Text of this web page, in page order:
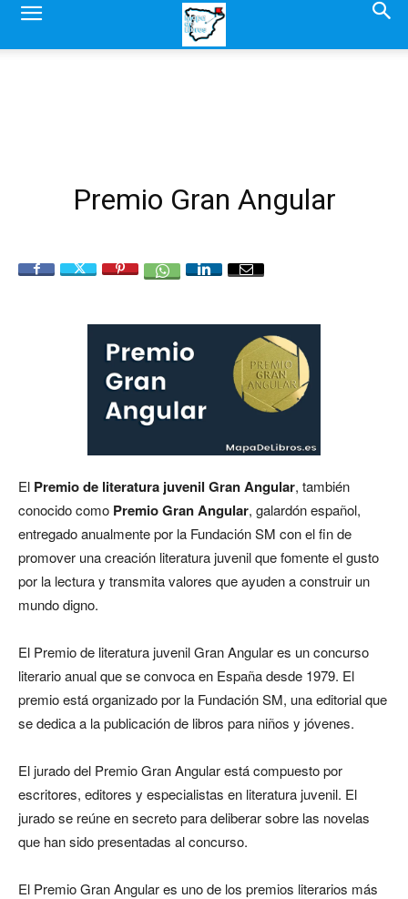
Premio Gran Angular
El Premio de literatura juvenil Gran Angular, también
conocido como Premio Gran Angular, galardón español,
entregado anualmente por la Fundación SM con el fin de
promover una creación literatura juvenil que fomente el gusto
por la lectura y transmita valores que ayuden a construir un
mundo digno.
El Premio de literatura juvenil Gran Angular es un concurso
literario anual que se convoca en España desde 1979. El
premio está organizado por la Fundación SM, una editorial que
se dedica a la publicación de libros para niños y jóvenes.
El jurado del Premio Gran Angular está compuesto por
escritores, editores y especialistas en literatura juvenil. El
jurado se reúne en secreto para deliberar sobre las novelas
que han sido presentadas al concurso.
El Premio Gran Angular es uno de los premios literarios más